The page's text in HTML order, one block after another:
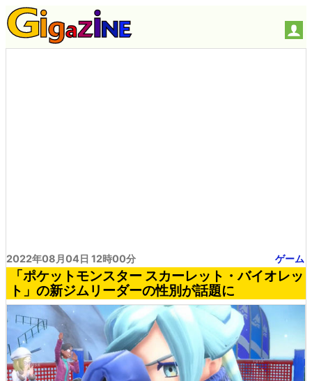
2022年08月04日 12時00分 ゲーム
「ポケットモンスター スカーレット・バイオレッ
ト」の新ジムリーダーの性別が話題に